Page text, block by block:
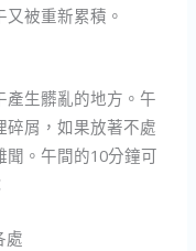
被重新累積。
產生髒亂的地方。午
碎屑，如果放著不處
。午間的10分鐘可
處